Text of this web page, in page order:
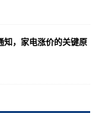
知，家电涨价的关键原